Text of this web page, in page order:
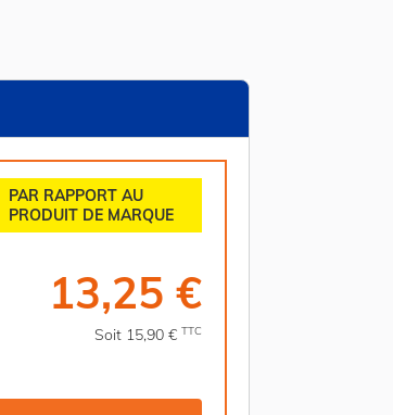
PAR RAPPORT AU
PRODUIT DE MARQUE
13,25 €
Soit 15,90 € TTC